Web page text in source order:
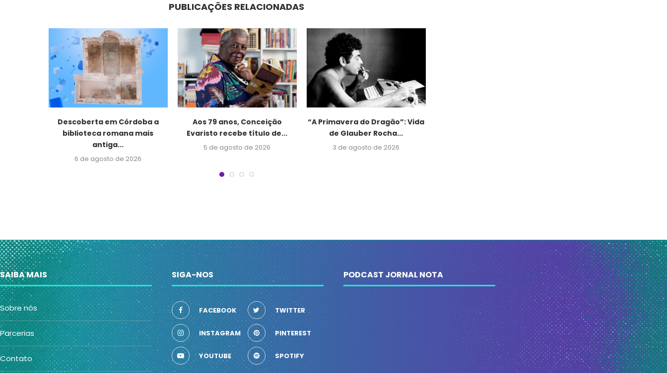
PUBLICAÇÕES RELACIONADAS
Descoberta em Córdoba a
biblioteca romana mais
antiga...
6 de agosto de 2026
Aos 79 anos, Conceição
Evaristo recebe título de...
5 de agosto de 2026
“A Primavera do Dragão”: Vida
de Glauber Rocha...
3 de agosto de 2026
SAIBA MAIS
Sobre nós
Parcerias
Contato
SIGA-NOS
FACEBOOK TWITTER
INSTAGRAM PINTEREST
YOUTUBE SPOTIFY
PODCAST JORNAL NOTA